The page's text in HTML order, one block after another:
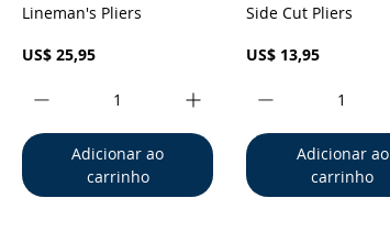
Lineman's Pliers
Preço
US$ 25,95
Adicionar ao
carrinho
Side Cut Pliers
Preço
US$ 13,95
Adicionar ao
carrinho